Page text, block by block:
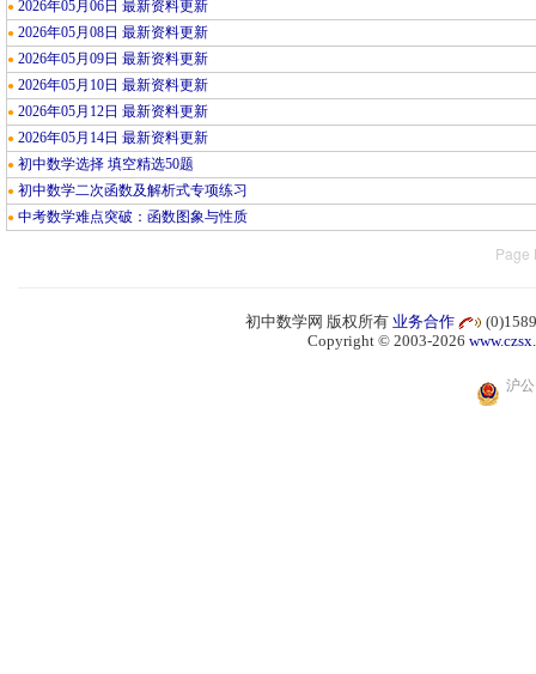
● 2026年05月06日 最新资料更新
● 2026年05月08日 最新资料更新
● 2026年05月09日 最新资料更新
● 2026年05月10日 最新资料更新
● 2026年05月12日 最新资料更新
● 2026年05月14日 最新资料更新
● 初中数学选择 填空精选50题
● 初中数学二次函数及解析式专项练习
● 中考数学难点突破：函数图象与性质
Page
初中数学网 版权所有 业务合作
Copyright © 2003-2026
沪公